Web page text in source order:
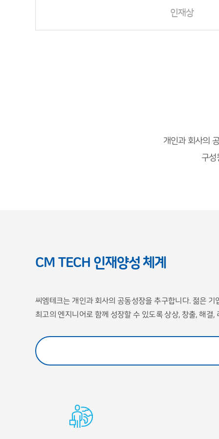
인재상
개인과 회사의
구성
CM TECH 인재양성 체계
씨엠테크는 개인과 회사의 공동성장을 추구합니다. 젊은
최고의 엔지니어로 함께 성장할 수 있도록 상상, 창출, 해